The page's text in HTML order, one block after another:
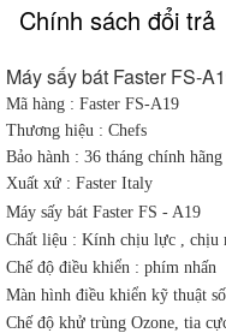
Chính sách đổi trả
Máy sấy bát Faster FS-
Mã hàng : Faster FS-A19
Thương hiệu : Chefs
Bảo hành : 36 tháng chính hãng
Xuất xứ : Faster Italy
Máy sấy bát Faster FS - A19
Chất liệu : Kính chịu lực , chịu
Chế độ điều khiển : phím nhấn
Màn hình điều khiển kỹ thuật số
Chế độ khử trùng Ozone, tia